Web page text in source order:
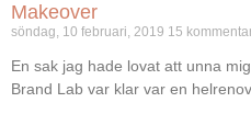
Makeover
söndag, 10 februari, 2019 15
En sak jag hade lovat att unna
Brand Lab var klar var en